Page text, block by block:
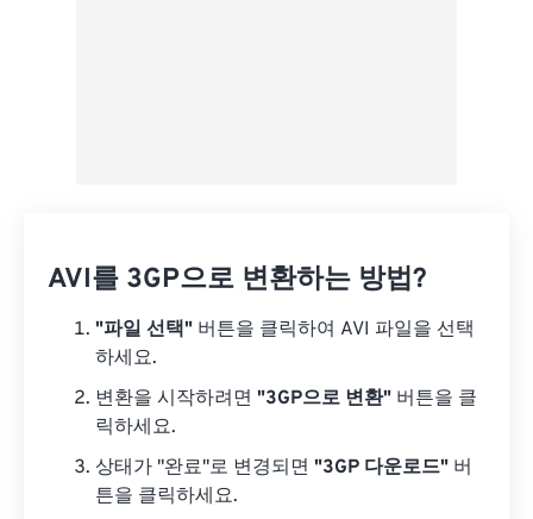
AVI를 3GP으로 변환하는 방법?
"파일 선택" 버튼을 클릭하여 AVI 파일을 선택
하세요.
변환을 시작하려면 "3GP으로 변환" 버튼을 클
릭하세요.
상태가 "완료"로 변경되면 "3GP 다운로드" 버
튼을 클릭하세요.